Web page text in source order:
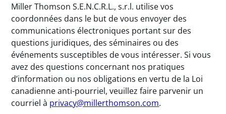
Miller Thomson S.E.N.C.R.L., s.r.l. utilise vos
coordonnées dans le but de vous envoyer des
communications électroniques portant sur des
questions juridiques, des séminaires ou des
événements susceptibles de vous intéresser. Si vous
avez des questions concernant nos pratiques
d’information ou nos obligations en vertu de la Loi
canadienne anti-pourriel, veuillez faire parvenir un
courriel à privacy@millerthomson.com.